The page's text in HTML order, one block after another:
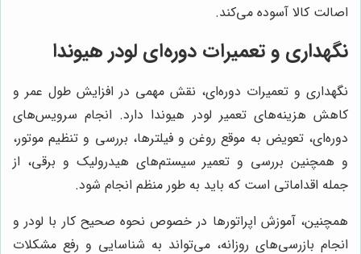
اصالت کالا آسوده می‌کند.
نگهداری و تعمیرات دوره‌ای لودر هیوندا
نگهداری و تعمیرات دوره‌ای، نقش مهمی در افزایش طول عمر و
کاهش هزینه‌های تعمیر لودر هیوندا دارد. انجام سرویس‌های
دوره‌ای، تعویض به موقع روغن و فیلترها، بررسی و تنظیم موتور،
و همچنین بررسی و تعمیر سیستم‌های هیدرولیک و برقی، از
جمله اقداماتی است که باید به طور منظم انجام شود.
همچنین، آموزش اپراتورها در خصوص نحوه صحیح کار با لودر و
انجام بازرسی‌های روزانه، می‌تواند به شناسایی و رفع مشکلات